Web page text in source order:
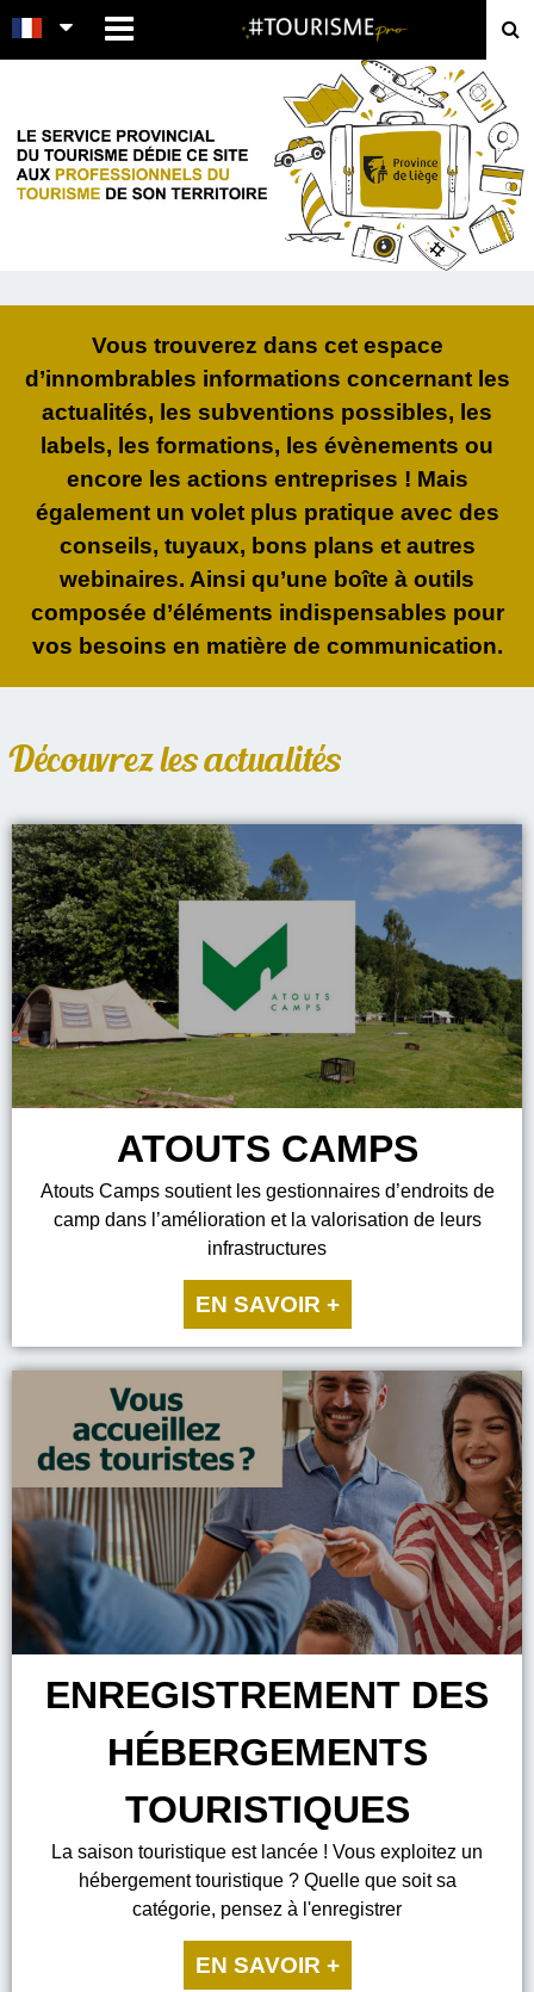
ESPACE PRO
Vous trouverez dans cet espace
d’innombrables informations concernant les
actualités, les subventions possibles, les
labels, les formations, les évènements ou
encore les actions entreprises ! Mais
également un volet plus pratique avec des
conseils, tuyaux, bons plans et autres
webinaires. Ainsi qu’une boîte à outils
composée d’éléments indispensables pour
vos besoins en matière de communication.
Découvrez les actualités
ATOUTS CAMPS
Atouts Camps soutient les gestionnaires d’endroits de
camp dans l’amélioration et la valorisation de leurs
infrastructures
EN SAVOIR +
ENREGISTREMENT DES
HÉBERGEMENTS
TOURISTIQUES
La saison touristique est lancée ! Vous exploitez un
hébergement touristique ? Quelle que soit sa
catégorie, pensez à l'enregistrer
EN SAVOIR +